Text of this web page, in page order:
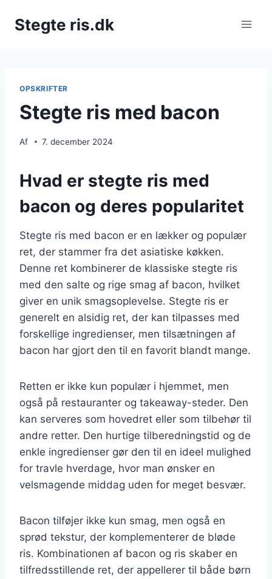
Stegte ris.dk
OPSKRIFTER
Stegte ris med bacon
Af 7. december 2024
Hvad er stegte ris med
bacon og deres popularitet
Stegte ris med bacon er en lækker og populær
ret, der stammer fra det asiatiske køkken.
Denne ret kombinerer de klassiske stegte ris
med den salte og rige smag af bacon, hvilket
giver en unik smagsoplevelse. Stegte ris er
generelt en alsidig ret, der kan tilpasses med
forskellige ingredienser, men tilsætningen af
bacon har gjort den til en favorit blandt mange.
Retten er ikke kun populær i hjemmet, men
også på restauranter og takeaway-steder. Den
kan serveres som hovedret eller som tilbehør til
andre retter. Den hurtige tilberedningstid og de
enkle ingredienser gør den til en ideel mulighed
for travle hverdage, hvor man ønsker en
velsmagende middag uden for meget besvær.
Bacon tilføjer ikke kun smag, men også en
sprød tekstur, der komplementerer de bløde
ris. Kombinationen af bacon og ris skaber en
tilfredsstillende ret, der appellerer til både børn